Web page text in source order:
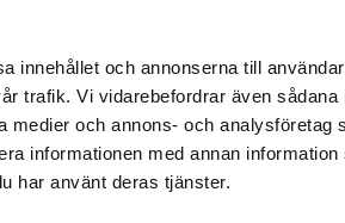
innehållet och annonserna till
trafik. Vi vidarebefordrar även sådana
medier och annons- och analysföretag
informationen med annan information
har använt deras tjänster.